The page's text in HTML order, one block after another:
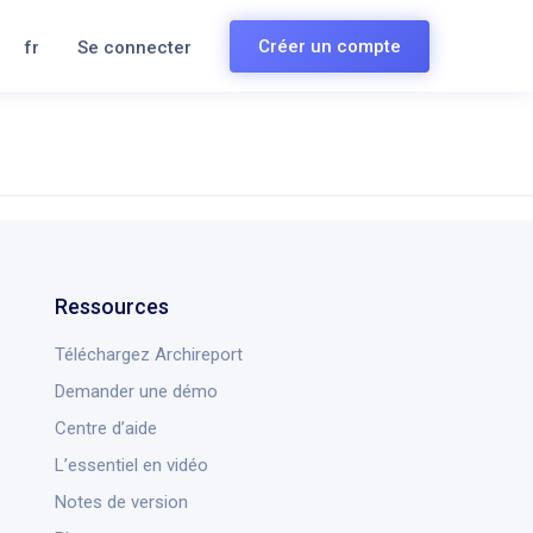
fr Se connecter Créer un compte
Ressources
Téléchargez Archireport
Demander une démo
Centre d’aide
L’essentiel en vidéo
Notes de version